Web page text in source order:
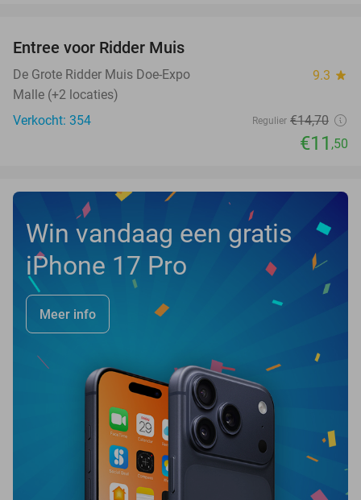
TODAY
Entree voor Ridder Muis
De Grote Ridder Muis Doe-Expo 9.3 star
Malle (+2 locaties)
Verkocht: 354
Regulier €14,70
€11 ,50
Win vandaag een gratis
iPhone 17 Pro
Meer info